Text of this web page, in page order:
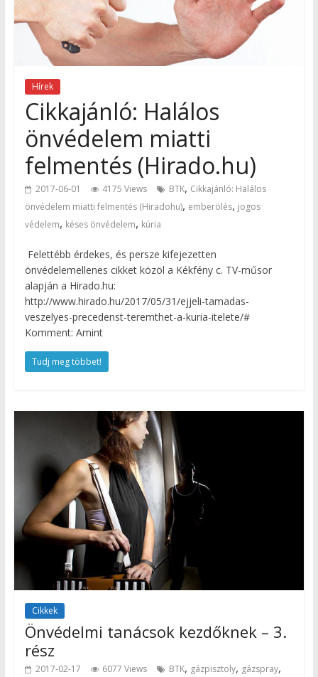
Hírek
Cikkajánló: Halálos
önvédelem miatti
felmentés (Hirado.hu)
2017-06-01 4175 Views BTK, Cikkajánló: Halálos
önvédelem miatti felmentés (Hiradohu), emberölés, jogos
védelem, késes önvédelem, kúria
Felettébb érdekes, és persze kifejezetten
önvédelemellenes cikket közöl a Kékfény c. TV-műsor
alapján a Hirado.hu:
http://www.hirado.hu/2017/05/31/ejjeli-tamadas-
veszelyes-precedenst-teremthet-a-kuria-itelete/#
Komment: Amint
Tudj meg többet!
Cikkek
Önvédelmi tanácsok kezdőknek – 3.
rész
2017-02-17 6077 Views BTK, gázpisztoly, gázspray,